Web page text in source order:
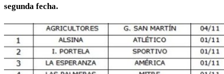
segunda fecha.